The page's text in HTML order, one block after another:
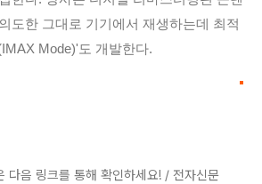
도한 그대로 기기에서 재생하는데 최적
Mode)'도 개발한다.
"
다음 링크를 통해 확인하세요! / 전자신문